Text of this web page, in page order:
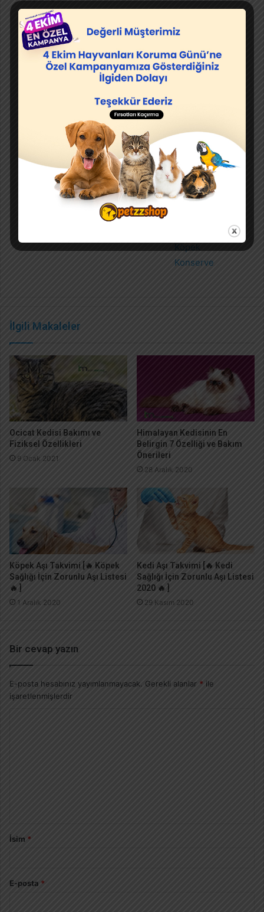
Köpek
Mamaları
Konserve
İlgili Makaleler
Ocicat Kedisi Bakımı ve
Fiziksel Özellikleri
9 Ocak 2021
Himalayan Kedisinin En
Belirgin 7 Özelliği ve Bakım
Önerileri
28 Aralık 2020
Köpek Aşı Takvimi [🔥 Köpek
Sağlığı İçin Zorunlu Aşı Listesi
🔥 ]
1 Aralık 2020
Kedi Aşı Takvimi [🔥 Kedi
Sağlığı İçin Zorunlu Aşı Listesi
2020 🔥 ]
29 Kasım 2020
Bir cevap yazın
E-posta hesabınız yayımlanmayacak. Gerekli alanlar * ile
işaretlenmişlerdir
İsim *
E-posta *